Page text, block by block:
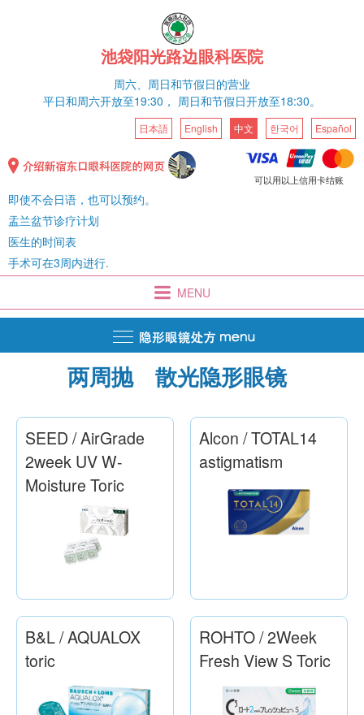
池袋阳光路边眼科医院
周六、 周日和节假日的营业
平日和周六开放至19:30， 周日和节假日开放至18:30。
日本語 English 中文 한국어 Español
可以用以上信用卡结账
即使不会日语，也可以预约。
盂兰盆节诊疗计划
医生的时间表
手术可在3周内进行.
MENU
隐形眼镜处方
产品系列
在眼科开隐形眼镜处方单有什么好处？
处方隐形眼镜的流程
拿取隐形眼镜处方笺需要多少钱？
对于有隐形眼镜问题的游客
两周抛 散光隐形眼镜
SEED / AirGrade
2week UV W-
Moisture Toric
Alcon / TOTAL14
astigmatism
B&L / AQUALOX
toric
ROHTO / 2Week
Fresh View S Toric